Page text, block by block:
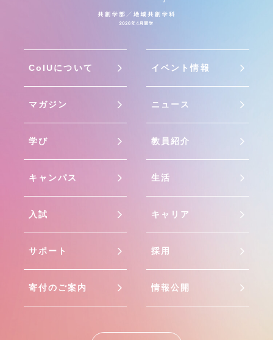
CoIUについて イベント情報
マガジン ニュース
学び 教員紹介
キャンパス 生活
入試 キャリア
サポート 採用
寄付のご案内 情報公開